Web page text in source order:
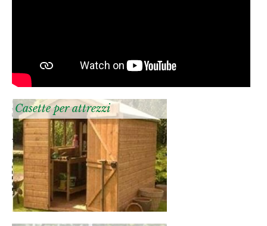
Casette per attrezzi